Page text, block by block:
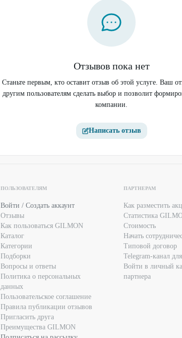
Отзывов пока нет
Станьте первым, кто оставит отзыв об этой услуге. Ваш
другим пользователям сделать выбор и позволит
компании.
Написать отзыв
ПОЛЬЗОВАТЕЛЯМ
Войти / Создать аккаунт
Отзывы
Как пользоваться GILMON
Каталог
Категории
Подборки
Вопросы и ответы
Политика о персональных
данных
Пользовательское соглашение
Правила публикации отзывов
Пригласить друга
Преимущества GILMON
ПАРТНЕРАМ
Как разместить
Статистика
Стоимость
Начать
Типовой договор
Telegram-канал
Войти в личный
партнера